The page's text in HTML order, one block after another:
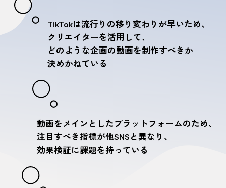
TikTokは流行りの移り変わりが早いため、
クリエイターを活用して、
どのような企画の動画を制作すべきか
決めかねている
動画をメインとしたプラットフォームのため、
注目すべき指標が他SNSと異なり、
効果検証に課題を持っている